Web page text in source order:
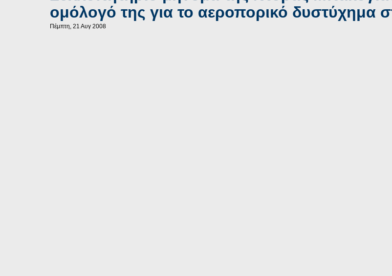
ομόλογό της για το αεροπορικό δυστύχημα
Πέμπτη, 21 Αυγ 2008